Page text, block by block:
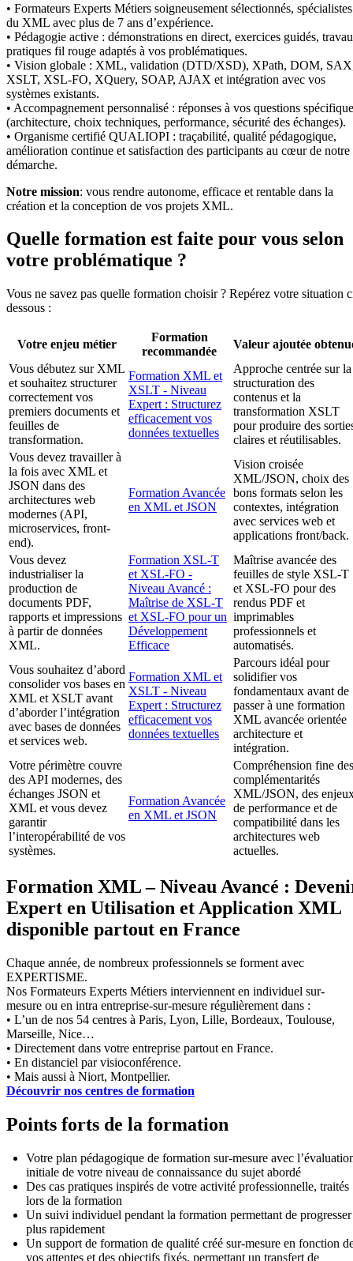
• Formateurs Experts Métiers soigneusement sélectionnés, spécialistes
du XML avec plus de 7 ans d’expérience.
• Pédagogie active : démonstrations en direct, exercices guidés,
pratiques fil rouge adaptés à vos problématiques.
• Vision globale : XML, validation (DTD/XSD), XPath, DOM,
XSLT, XSL-FO, XQuery, SOAP, AJAX et intégration avec vos
systèmes existants.
• Accompagnement personnalisé : réponses à vos questions
(architecture, choix techniques, performance, sécurité des échanges).
• Organisme certifié QUALIOPI : traçabilité, qualité pédagogique,
amélioration continue et satisfaction des participants au cœur de notre
démarche.
Notre mission: vous rendre autonome, efficace et rentable dans la
création et la conception de vos projets XML.
Quelle formation est faite pour vous selon
votre problématique ?
Vous ne savez pas quelle formation choisir ? Repérez votre situation
dessous :
Votre enjeu métier
Formation
recommandée
Valeur ajoutée
Vous débutez sur XML
et souhaitez structurer
correctement vos
premiers documents et
feuilles de
transformation.
Formation XML et
XSLT - Niveau
Expert : Structurez
efficacement vos
données textuelles
Approche centrée sur la
structuration des
contenus et la
transformation XSLT
pour produire des
claires et réutilisables.
Vous devez travailler à
la fois avec XML et
JSON dans des
architectures web
modernes (API,
microservices, front-
end).
Formation Avancée
en XML et JSON
Vision croisée
XML/JSON, choix des
bons formats selon les
contextes, intégration
avec services web et
applications front/back.
Vous devez
industrialiser la
production de
documents PDF,
rapports et impressions
à partir de données
XML.
Formation XSL-T
et XSL-FO -
Niveau Avancé :
Maîtrise de XSL-T
et XSL-FO pour un
Développement
Efficace
Maîtrise avancée des
feuilles de style XSL-T
et XSL-FO pour des
rendus PDF et
imprimables
professionnels et
automatisés.
Vous souhaitez d’abord
consolider vos bases en
XML et XSLT avant
d’aborder l’intégration
avec bases de données
et services web.
Formation XML et
XSLT - Niveau
Expert : Structurez
efficacement vos
données textuelles
Parcours idéal pour
solidifier vos
fondamentaux avant de
passer à une formation
XML avancée orientée
architecture et
intégration.
Votre périmètre couvre
des API modernes, des
échanges JSON et
XML et vous devez
garantir
l’interopérabilité de vos
systèmes.
Formation Avancée
en XML et JSON
Compréhension fine des
complémentarités
XML/JSON, des
de performance et de
compatibilité dans les
architectures web
actuelles.
Formation XML – Niveau Avancé :
Expert en Utilisation et Application XML
disponible partout en France
Chaque année, de nombreux professionnels se forment avec
EXPERTISME.
Nos Formateurs Experts Métiers interviennent en individuel sur-
mesure ou en intra entreprise-sur-mesure régulièrement dans :
• L’un de nos 54 centres à Paris, Lyon, Lille, Bordeaux, Toulouse,
Marseille, Nice…
• Directement dans votre entreprise partout en France.
• En distanciel par visioconférence.
• Mais aussi à Niort, Montpellier.
Découvrir nos centres de formation
Points forts de la formation
Votre plan pédagogique de formation sur-mesure avec
initiale de votre niveau de connaissance du sujet abordé
Des cas pratiques inspirés de votre activité professionnelle, traités
lors de la formation
Un suivi individuel pendant la formation permettant de progresser
plus rapidement
Un support de formation de qualité créé sur-mesure en fonction
vos attentes et des objectifs fixés, permettant un transfert de